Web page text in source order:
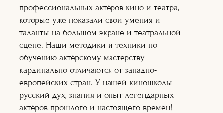
профессиональных актёров кино и театра,
которые уже показали свои умения и
таланты на большом экране и театральной
сцене. Наши методики и техники по
обучению актёрскому мастерству
кардинально отличаются от западно-
европейских стран. У нашей киношколы
русский дух, знания и опыт легендарных
актёров прошлого и настоящего времён!